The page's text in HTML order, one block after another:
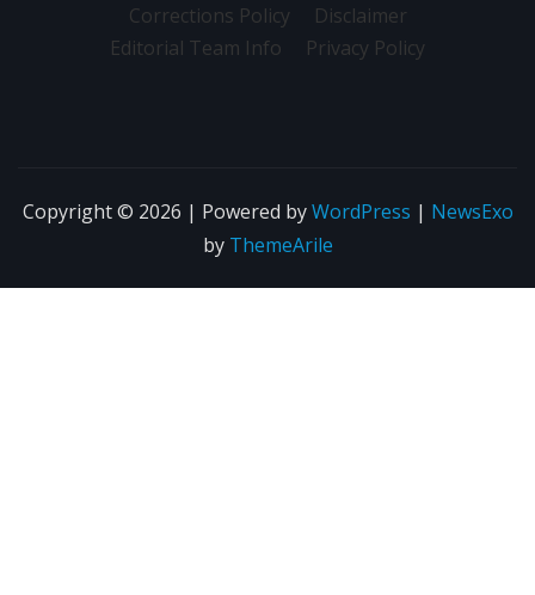
Corrections Policy
Disclaimer
Editorial Team Info
Privacy Policy
Copyright © 2026 | Powered byWordPress | NewsExo
by ThemeArile